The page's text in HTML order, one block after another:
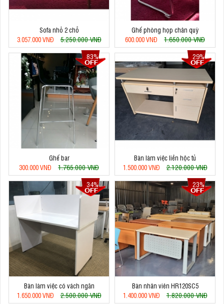
Sofa nhỏ 2 chỗ
3.057.000 VNĐ
5.250.000 VNĐ
Ghế phòng họp chân quỳ
600.000 VNĐ
1.650.000 VNĐ
83%
Ghế bar
300.000 VNĐ
1.765.000 VNĐ
29%
Bàn làm việc liền hộc tủ
1.500.000 VNĐ
2.120.000 VNĐ
34%
Bàn làm việc có vách ngăn
1.650.000 VNĐ
2.500.000 VNĐ
23%
Bàn nhân viên HR120SC5
1.400.000 VNĐ
1.820.000 VNĐ